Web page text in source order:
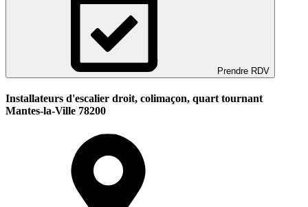
Prendre RDV
Installateurs d'escalier droit, colimaçon, quart tournant
Mantes-la-Ville 78200